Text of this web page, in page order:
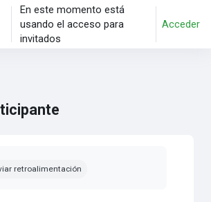
de entrada
En este momento está
usando el acceso para
invitados
Acceder
retroalimentación